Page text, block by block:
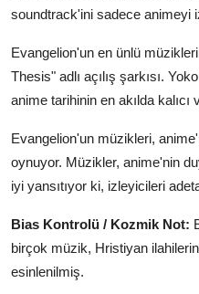
soundtrack'ini sadece animeyi
Evangelion'un en ünlü
Thesis" adlı açılış şarkısı.
anime tarihinin en akılda kalıcı
Evangelion'un müzikleri,
oynuyor. Müzikler, anime'nin
iyi yansıtıyor ki, izleyicileri
Bias Kontrolü / Kozmik Not:
birçok müzik, Hristiyan
esinlenilmiş.